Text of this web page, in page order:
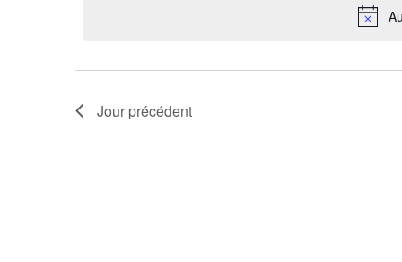
Jour précédent